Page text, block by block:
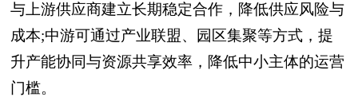
与上游供应商建立长期稳定合作，降低供应风险与
成本;中游可通过产业联盟、园区集聚等方式，提
升产能协同与资源共享效率，降低中小主体的运营
门槛。